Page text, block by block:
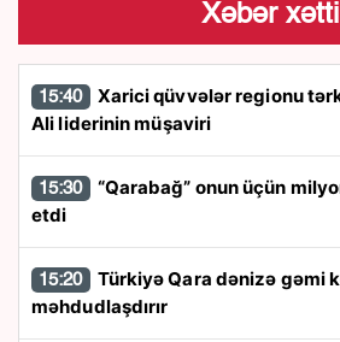
Xəbər xətti
15:40
Ali liderinin müşaviri
15:30
etdi
15:20
məhdudlaşdırır